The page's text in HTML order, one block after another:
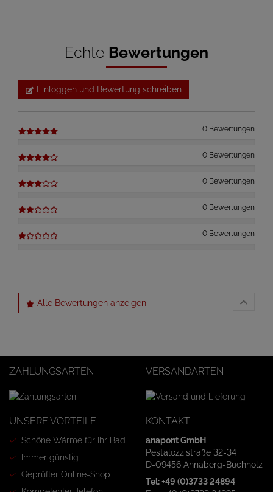
Echte Bewertungen
Einloggen und Bewertung schreiben
0 Bewertungen
0 Bewertungen
0 Bewertungen
0 Bewertungen
0 Bewertungen
Alle Bewertungen anzeigen
ZAHLUNGSARTEN VERSANDARTEN
UNSERE VORTEILE
Schöne Wärme für Ihr Bad
Immer günstig
Geprüfter Online-Shop
KONTAKT
anapont GmbH
Pestalozzistraße 32-34
D-09456 Annaberg-Buchholz
Tel: +49 (0)3733 24894